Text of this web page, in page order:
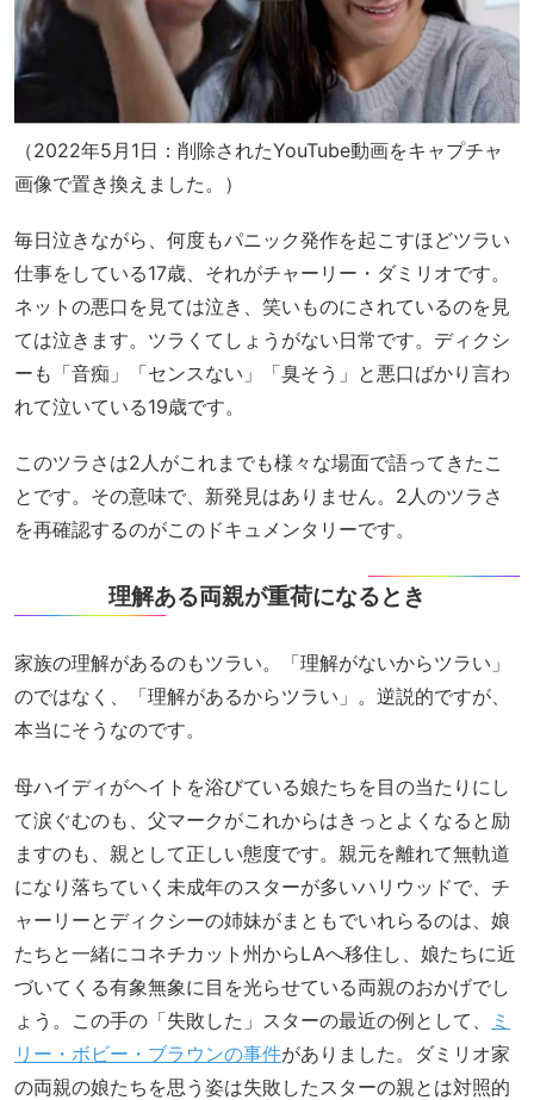
（2022年5月1日：削除されたYouTube動画をキャプチャ
画像で置き換えました。）
毎日泣きながら、何度もパニック発作を起こすほどツラい
仕事をしている17歳、それがチャーリー・ダミリオです。
ネットの悪口を見ては泣き、笑いものにされているのを見
ては泣きます。ツラくてしょうがない日常です。ディクシ
ーも「音痴」「センスない」「臭そう」と悪口ばかり言わ
れて泣いている19歳です。
このツラさは2人がこれまでも様々な場面で語ってきたこ
とです。その意味で、新発見はありません。2人のツラさ
を再確認するのがこのドキュメンタリーです。
理解ある両親が重荷になるとき
家族の理解があるのもツラい。「理解がないからツラい」
のではなく、「理解があるからツラい」。逆説的ですが、
本当にそうなのです。
母ハイディがヘイトを浴びている娘たちを目の当たりにし
て涙ぐむのも、父マークがこれからはきっとよくなると励
ますのも、親として正しい態度です。親元を離れて無軌道
になり落ちていく未成年のスターが多いハリウッドで、チ
ャーリーとディクシーの姉妹がまともでいれらるのは、娘
たちと一緒にコネチカット州からLAへ移住し、娘たちに近
づいてくる有象無象に目を光らせている両親のおかげでし
ょう。この手の「失敗した」スターの最近の例として、
ミ
リー・ボビー・ブラウンの事件がありました。ダミリオ家
の両親の娘たちを思う姿は失敗したスターの親とは対照的